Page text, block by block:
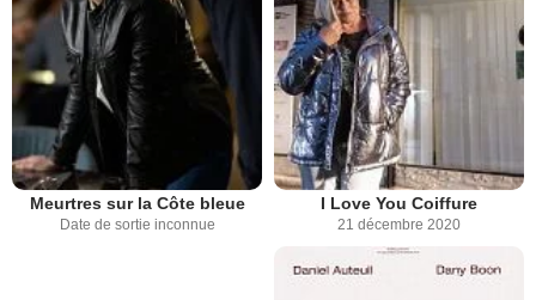
Meurtres sur la Côte bleue
Date de sortie inconnue
I Love You Coiffure
21 décembre 2020